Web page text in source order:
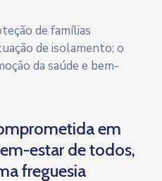
de famílias
de isolamento; o
da saúde e bem-
em
estar de todos,
freguesia